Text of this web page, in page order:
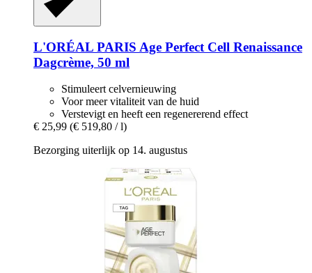
L'ORÉAL PARIS Age Perfect Cell Renaissance
Dagcrème, 50 ml
Stimuleert celvernieuwing
Voor meer vitaliteit van de huid
Verstevigt en heeft een regenererend effect
€ 25,99 (€ 519,80 / l)
Bezorging uiterlijk op 14. augustus